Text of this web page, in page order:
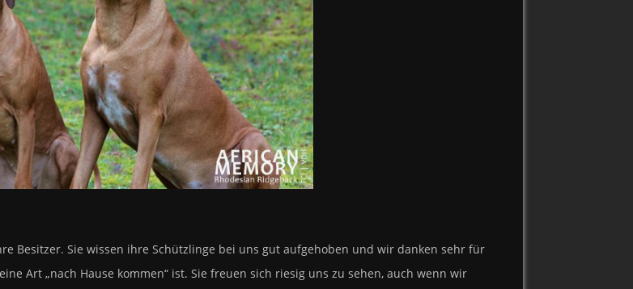
Besitzer. Sie wissen ihre Schützlinge bei uns gut aufgehoben und wir danken sehr für
Art „nach Hause kommen“ ist. Sie freuen sich riesig uns zu sehen, auch wenn wir